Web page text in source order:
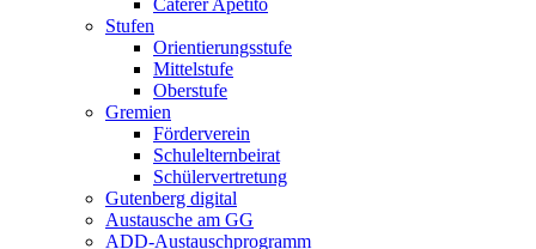
Stufen
Orientierungsstufe
Mittelstufe
Oberstufe
Gremien
Förderverein
Schulelternbeirat
Schülervertretung
Gutenberg digital
Austausche am GG
ADD-Austauschprogramm